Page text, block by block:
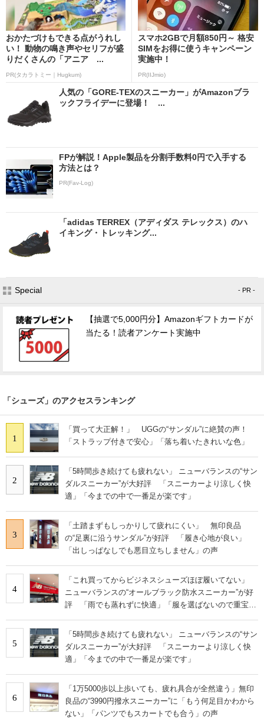
おかたづけもできる点がうれし
い！ 動物の鳴き声やセリフが盛
りだくさんの「アニア ...
PR(タカラトミー｜Hugkum)
スマホ2GBで月額850円～ 格安
SIMをお得に使うキャンペーン
実施中！
PR(IIJmio)
人気の「GORE-TEXのスニーカー」がAmazonブラ
ックフライデーに登場！ ...
FPが解説！Apple製品を分割手数料0円で入手する
方法とは？
PR(Fav-Log)
「adidas TERREX（アディダス テレックス）のハ
イキング・トレッキング...
Special - PR -
【抽選で5,000円分】Amazonギフトカードが
当たる！読者アンケート実施中
「シューズ」のアクセスランキング
1
「買って大正解！」 UGGの“サンダル”に絶賛の声！
「ストラップ付きで安心」「落ち着いたきれいな色」
2
「5時間歩き続けても疲れない」 ニューバランスの“サン
ダルスニーカー”が大好評 「スニーカーより涼しく快
適」「今までの中で一番足が楽です」
3
「土踏まずもしっかりして疲れにくい」 無印良品
の“足裏に沿うサンダル”が好評 「履き心地が良い」
「出しっぱなしでも悪目立ちしません」の声
4
「これ買ってからビジネスシューズほぼ履いてない」
ニューバランスの“オールブラック防水スニーカー”が好
評 「雨でも蒸れずに快適」「服を選ばないので重宝」
5
「5時間歩き続けても疲れない」 ニューバランスの“サン
ダルスニーカー”が大好評 「スニーカーより涼しく快
適」「今までの中で一番足が楽です」
6
「1万5000歩以上歩いても、疲れ具合が全然違う」無印
良品の“3990円撥水スニーカー”に「もう何足目かわから
ない」「パンツでもスカートでも合う」の声